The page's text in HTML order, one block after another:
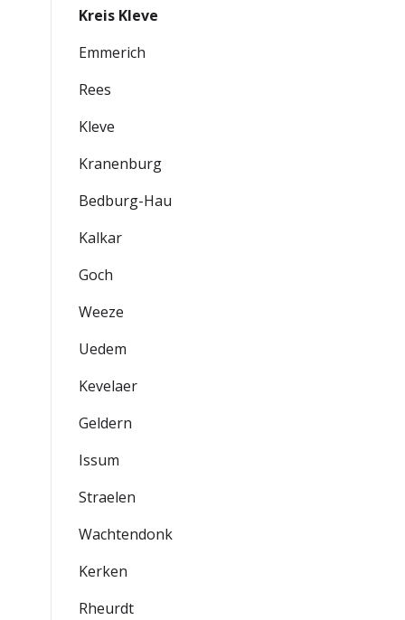
Kreis Kleve
Emmerich
Rees
Kleve
Kranenburg
Bedburg-Hau
Kalkar
Goch
Weeze
Uedem
Kevelaer
Geldern
Issum
Straelen
Wachtendonk
Kerken
Rheurdt